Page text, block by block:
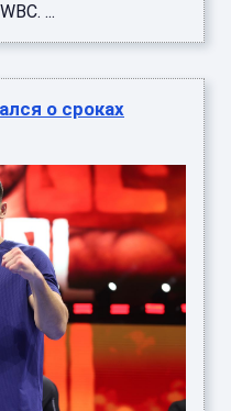
...
о сроках